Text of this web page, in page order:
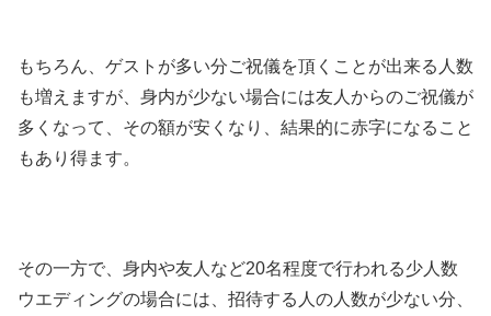
もちろん、ゲストが多い分ご祝儀を頂くことが出来る人数
も増えますが、身内が少ない場合には友人からのご祝儀が
多くなって、その額が安くなり、結果的に赤字になること
もあり得ます。
その一方で、身内や友人など20名程度で行われる少人数
ウエディングの場合には、招待する人の人数が少ない分、